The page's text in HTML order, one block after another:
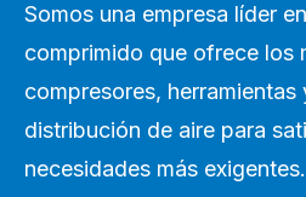
Somos una empresa líder
comprimido que ofrece los
compresores, herramientas
distribución de aire para
necesidades más exigentes.